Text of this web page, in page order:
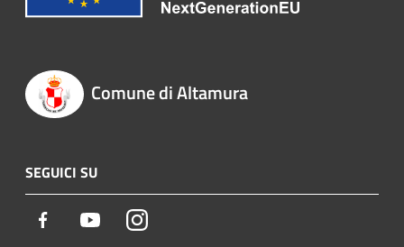
Comune di Altamura
SEGUICI SU
Facebook YoutubeInstagram